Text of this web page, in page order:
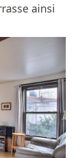
ainsi